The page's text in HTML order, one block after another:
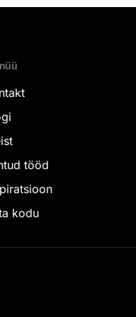
tööd
kodu